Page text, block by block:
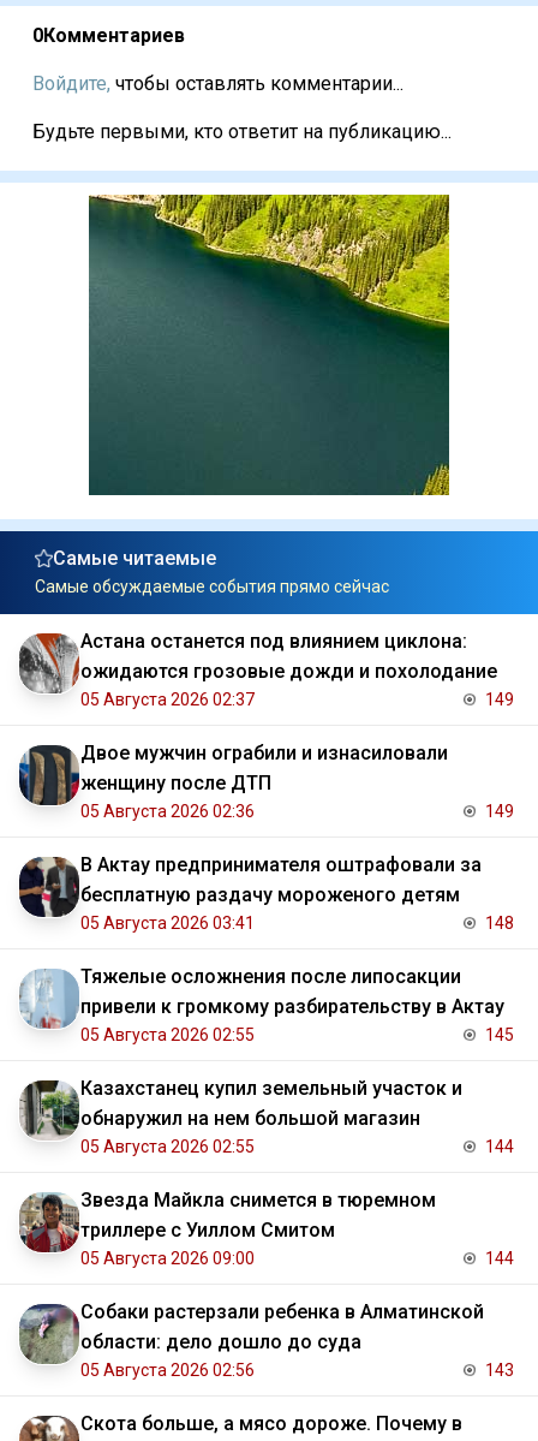
0Комментариев
Войдите, чтобы оставлять комментарии...
Будьте первыми, кто ответит на публикацию...
Самые читаемые
Самые обсуждаемые события прямо сейчас
Астана останется под влиянием циклона:
ожидаются грозовые дожди и похолодание
05 Августа 2026 02:37 149
Двое мужчин ограбили и изнасиловали
женщину после ДТП
05 Августа 2026 02:36 149
В Актау предпринимателя оштрафовали за
бесплатную раздачу мороженого детям
05 Августа 2026 03:41 148
Тяжелые осложнения после липосакции
привели к громкому разбирательству в Актау
05 Августа 2026 02:55 145
Казахстанец купил земельный участок и
обнаружил на нем большой магазин
05 Августа 2026 02:55 144
Звезда Майкла снимется в тюремном
триллере с Уиллом Смитом
05 Августа 2026 09:00 144
Собаки растерзали ребенка в Алматинской
области: дело дошло до суда
05 Августа 2026 02:56 143
Скота больше, а мясо дороже. Почему в